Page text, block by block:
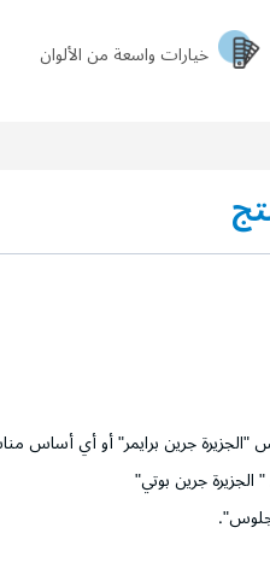
"الجزيرة جرين برايمر" أو أي
جرين بوتي"